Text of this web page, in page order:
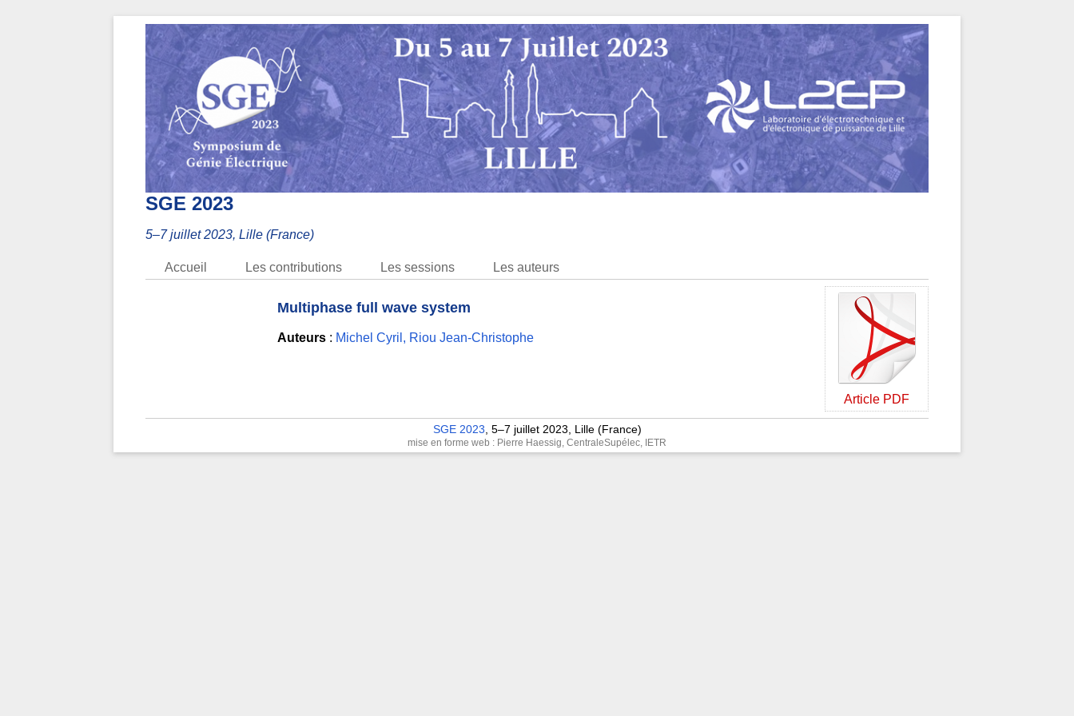
SGE 2023
5–7 juillet 2023, Lille (France)
Accueil Les contributions Les sessions Les auteurs
Article PDF
Multiphase full wave system
Auteurs : Michel Cyril , Riou Jean-Christophe
SGE 2023 , 5–7 juillet 2023, Lille (France)
mise en forme web : Pierre Haessig, CentraleSupélec, IETR